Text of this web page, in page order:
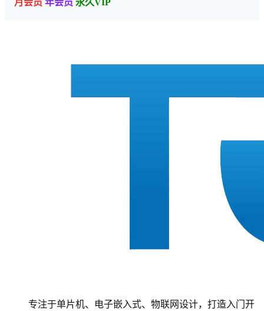
专注于单片机、电子嵌入式、物联网设计，打造入门开